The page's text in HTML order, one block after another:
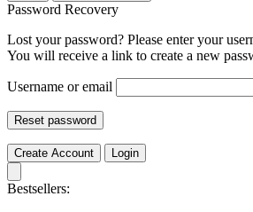
Password Recovery
Lost your password? Please enter your
You will receive a link to create a new
Username or email
Reset password
Create Account Login
Bestsellers: